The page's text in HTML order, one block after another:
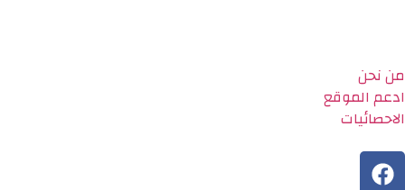
من نحن
ادعم الموقع
الاحصائيات